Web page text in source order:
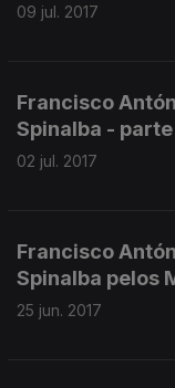
09 jul. 2017
Francisco
Spinalba -
02 jul. 2017
Francisco
Spinalba pelos
25 jun. 2017